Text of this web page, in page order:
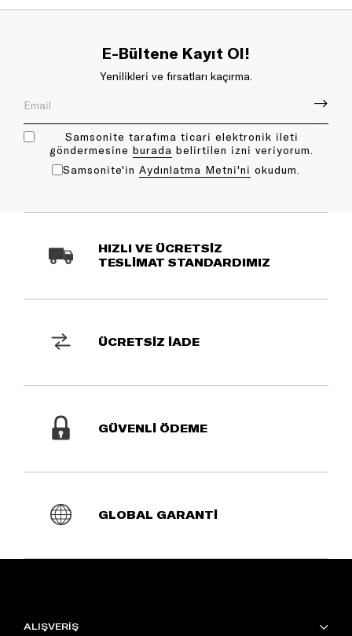
E-Bültene Kayıt Ol!
Yenilikleri ve fırsatları kaçırma.
Samsonite tarafıma ticari elektronik ileti
göndermesine bu rada belirtilen izni veriyorum.
Samsonite'in Aydınlatma Metni'ni okudum.
HIZLI VE ÜCRETSİZ
TESLİMAT STANDARDIMIZ
ÜCRETSİZ İADE
GÜVENLİ ÖDEME
GLOBAL GARANTİ
ALIŞVERİŞ